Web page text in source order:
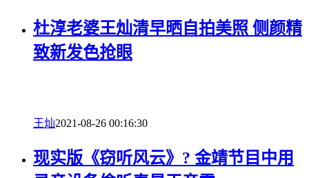
杜淳老婆王灿清早晒自拍美照 侧颜精
致新发色抢眼
王灿2021-08-26 00:16:30
现实版《窃听风云》? 金靖节目中用